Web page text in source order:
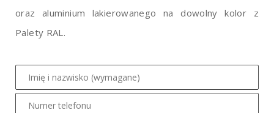
oraz aluminium lakierowanego na dowolny kolor z
Palety RAL.